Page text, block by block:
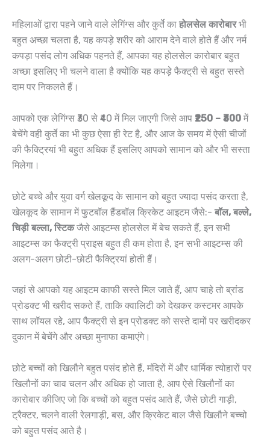
महिलाओं द्वारा पहने जाने वाले लेगिंग्स और कुर्ते का होलसेल कारोबारभी
बहुत अच्छा चलता है, यह कपड़े शरीर को आराम देने वाले होते हैं और नर्म
कपड़ा पसंद लोग अधिक पहनते हैं, आपका यह होलसेल कारोबार बहुत
अच्छा इसलिए भी चलने वाला है क्योंकि यह कपड़े फैक्ट्री से बहुत सस्ते
दाम पर निकलते हैं।
आपको एक लेगिंग्स ₹30 से ₹40 में मिल जाएगी जिसे आप ₹250 – ₹300 में
बेचेंगे वही कुर्ते का भी कुछ ऐसा ही रेट है, और आज के समय में ऐसी चीजों
की फैक्ट्रियां भी बहुत अधिक हैं इसलिए आपको सामान को और भी सस्ता
मिलेगा।
छोटे बच्चे और युवा वर्ग खेलकूद के सामान को बहुत ज्यादा पसंद करता है,
खेलकूद के सामान में फुटबॉल हैंडबॉल क्रिकेट आइटम जैसे:- बॉल, बल्ले,
चिड़ी बल्ला, स्टिकजैसे आइटम्स होलसेल में बेच सकते हैं, इन सभी
आइटम्स का फैक्ट्री प्राइस बहुत ही कम होता है, इन सभी आइटम्स की
अलग-अलग छोटी-छोटी फैक्ट्रियां होती हैं।
जहां से आपको यह आइटम काफी सस्ते मिल जाते हैं, आप चाहे तो ब्रांड
प्रोडक्ट भी खरीद सकते हैं, ताकि क्वालिटी को देखकर कस्टमर आपके
साथ लॉयल रहे, आप फैक्ट्री से इन प्रोडक्ट को सस्ते दामों पर खरीदकर
दुकान में बेचेंगे और अच्छा मुनाफा कमाएंगे।
छोटे बच्चों को खिलौने बहुत पसंद होते हैं, मंदिरों में और धार्मिक त्योहारों पर
खिलौनों का चाव चलन और अधिक हो जाता है, आप ऐसे खिलौनों का
कारोबार कीजिए जो कि बच्चों को बहुत पसंद आते हैं, जैसे छोटी गाड़ी,
ट्रैक्टर, चलने वाली रेलगाड़ी, बस, और क्रिकेट बाल जैसे खिलौने बच्चो
को बहुत पसंद आते है।